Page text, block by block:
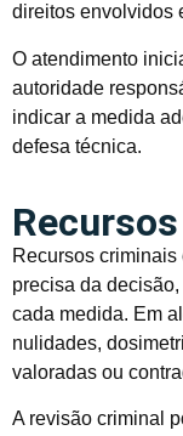
direitos envolvidos
O atendimento
autoridade
indicar a medida
defesa técnica.
Recursos
precisa da
cada medida. Em
nulidades,
valoradas ou
A revisão criminal